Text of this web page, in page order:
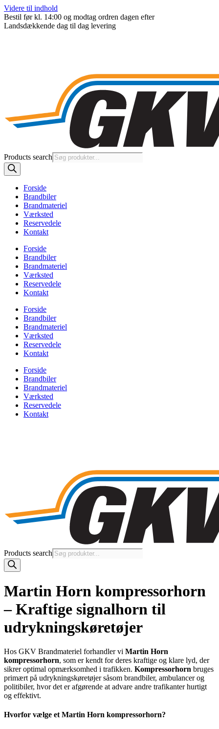
Videre til indhold
Bestil før kl. 14:00 og modtag ordren dagen efter
Landsdækkende dag til dag levering
Products search
Forside
Brandbiler
Brandmateriel
Værksted
Reservedele
Kontakt
Forside
Brandbiler
Brandmateriel
Værksted
Reservedele
Kontakt
Forside
Brandbiler
Brandmateriel
Værksted
Reservedele
Kontakt
Forside
Brandbiler
Brandmateriel
Værksted
Reservedele
Kontakt
Products search
Martin Horn kompressorhorn
– Kraftige signalhorn til
udrykningskøretøjer
Hos GKV Brandmateriel forhandler vi Martin Horn
kompressorhorn, som er kendt for deres kraftige og klare lyd, der
sikrer optimal opmærksomhed i trafikken. Kompressorhorn bruges
primært på udrykningskøretøjer såsom brandbiler, ambulancer og
politibiler, hvor det er afgørende at advare andre trafikanter hurtigt
og effektivt.
Hvorfor vælge et Martin Horn kompressorhorn?